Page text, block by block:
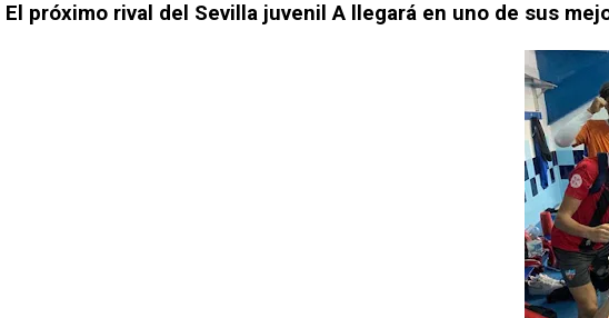
El próximo rival del Sevilla juvenil A llegará en uno de sus